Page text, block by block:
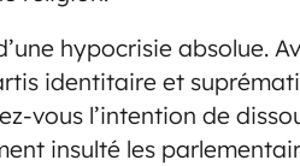
hypocrisie absolue.
identitaire et
vous l’intention de
insulté les